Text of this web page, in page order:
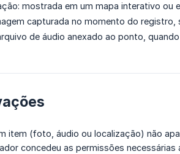
mostrada em um mapa interativo ou
capturada no momento do registro,
de áudio anexado ao ponto,
item (foto, áudio ou localização) não
concedeu as permissões necessárias